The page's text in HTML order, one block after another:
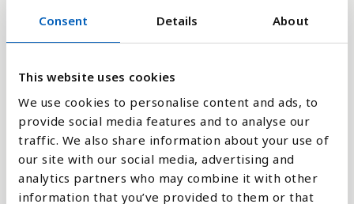
Consent Details About
This website uses cookies
We use cookies to personalise content and ads, to
provide social media features and to analyse our
traffic. We also share information about your use of
our site with our social media, advertising and
analytics partners who may combine it with other
information that you’ve provided to them or that
Sammenligne med:
Forklaring